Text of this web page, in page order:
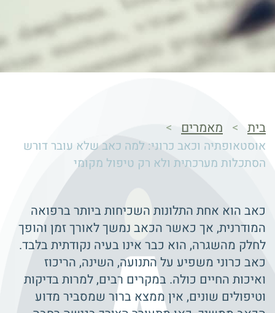
בית > מאמרים >
אוסטאופתיה וכאב כרוני: למה כאב שלא עובר דורש
הסתכלות מערכתית ולא רק טיפול מקומי
כאב הוא אחת התלונות השכיחות ביותר ברפואה
המודרנית, אך כאשר הכאב נמשך לאורך זמן והופך
לחלק מהשגרה, הוא כבר אינו בעיה נקודתית בלבד.
כאב כרוני משפיע על התנועה, השינה, הריכוז
ואיכות החיים כולה. במקרים רבים, למרות בדיקות
וטיפולים שונים, אין ממצא ברור שמסביר מדוע